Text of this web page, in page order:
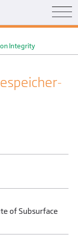
Integrity
of Subsurface